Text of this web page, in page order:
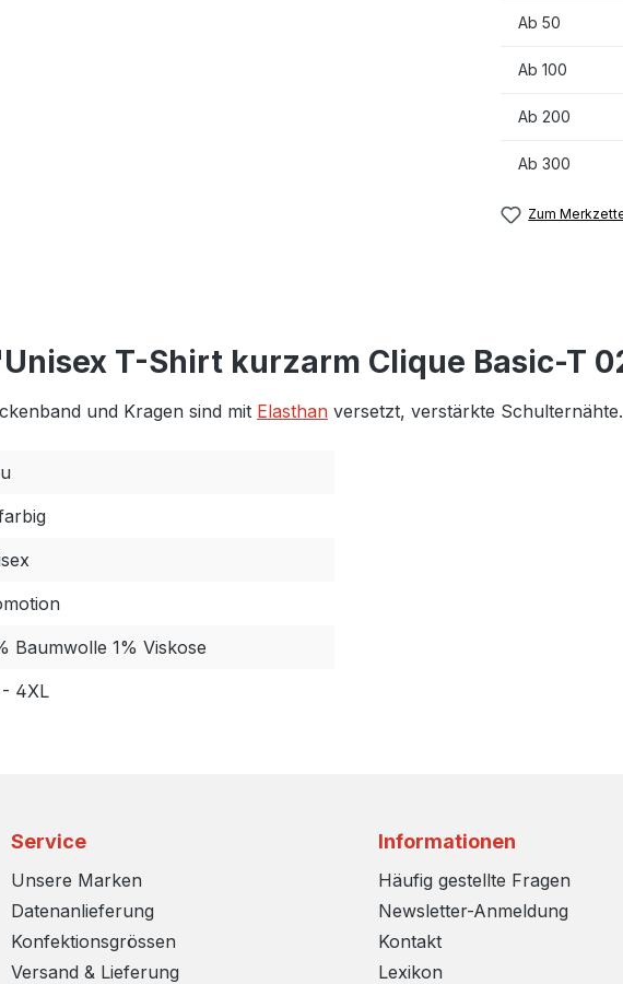
Ab 50
Ab 100
Ab 200
Ab 300
Zum
T-Shirt kurzarm Clique Basic-T
und Kragen sind mit Elasthan versetzt, verstärkte
Baumwolle 1% Viskose
4XL
Service
Unsere Marken
Datenanlieferung
Konfektionsgrössen
Versand & Lieferung
Informationen
Häufig gestellte Fragen
Newsletter-Anmeldung
Kontakt
Lexikon